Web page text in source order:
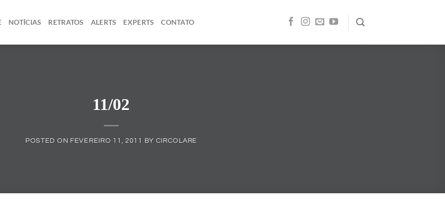
NOTÍCIAS RETRATOS ALERTS EXPERTS CONTATO
11/02
POSTED ON FEVEREIRO 11, 2011 BY CIRCOLARE